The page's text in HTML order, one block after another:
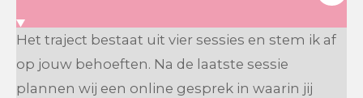
Het traject bestaat uit vier sessies en stem ik af
op jouw behoeften. Na de laatste sessie
plannen wij een online gesprek in waarin jij